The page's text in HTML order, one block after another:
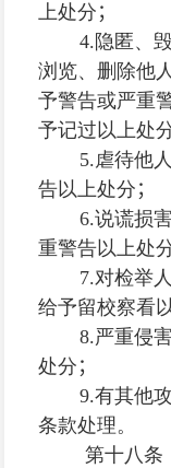
上处分 ；
4. 隐匿、
浏览、删除他
予警告或严重
予记过以上处
5.虐待他人
告以上处分 ；
6.说谎损
重警告以上处
7.对检举
给予留校察看
8.严重侵
处分 ；
9.有其他
条款处理。
第十八条